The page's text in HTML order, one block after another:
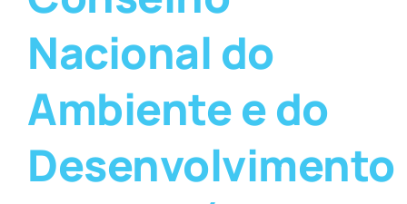
Nacional do
Ambiente e do
Desenvolvimento